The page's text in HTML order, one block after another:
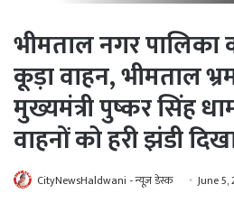
भीमताल नगर पालिका
कूड़ा वाहन, भीमताल
मुख्यमंत्री पुष्कर सिंह
वाहनों को हरी झंडी
CityNewsHaldwani - न्यूज़ डेस्क June 5,